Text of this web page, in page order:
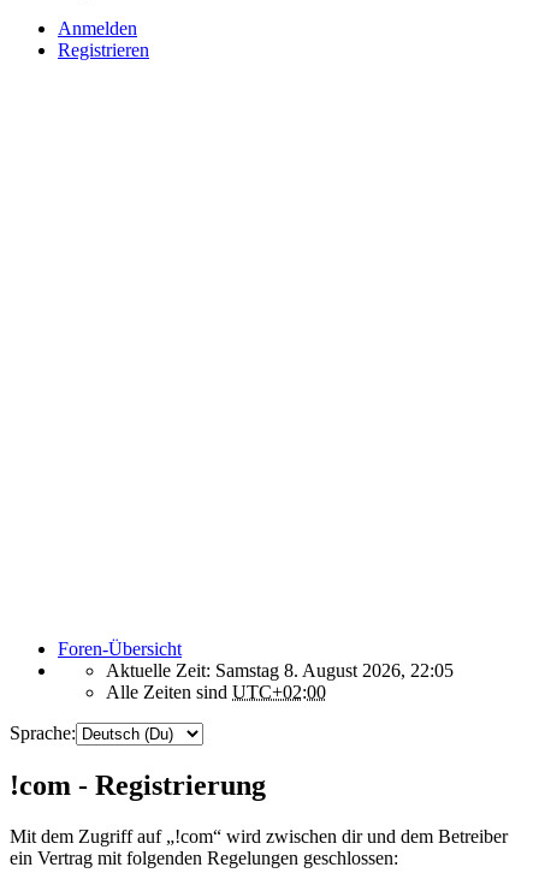
Anmelden
Registrieren
Foren-Übersicht
Aktuelle Zeit: Samstag 8. August 2026, 22:05
Alle Zeiten sind UTC+02:00
Sprache:
!com - Registrierung
Mit dem Zugriff auf „!com“ wird zwischen dir und dem Betreiber
ein Vertrag mit folgenden Regelungen geschlossen: